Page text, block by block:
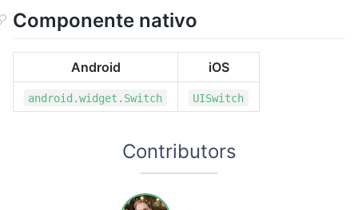
Componente nativo
Android iOS
android.widget.Switch UISwitch
Contributors